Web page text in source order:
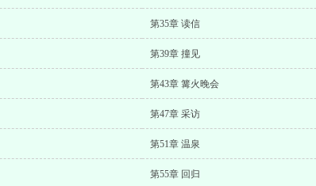
第35章 读信
第39章 撞见
第43章 篝火晚会
第47章 采访
第51章 温泉
第55章 回归